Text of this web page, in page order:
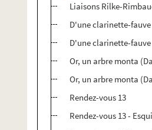
Liaisons Rilke-
D'une clarinette-fauve
D'une clarinette-fauve
Or, un arbre monta
Or, un arbre monta
Rendez-vous 13
Rendez-vous 13 -